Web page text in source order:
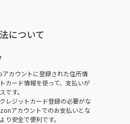
について
カウントに登録された住所情
カード情報を使って、支払いが
です。
レジットカード登録の必要がな
アカウントでのお支払いとな
り安全で便利です。